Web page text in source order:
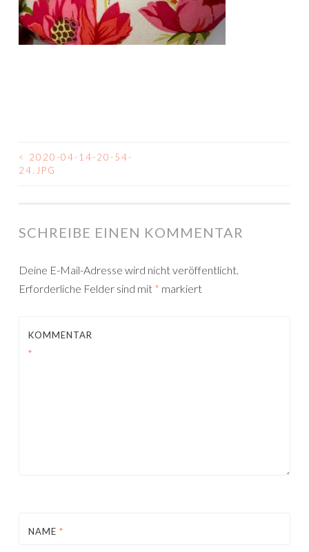
BEITRAGSNAVIGATION
<
2020-04-14-20-54-
24.JPG
SCHREIBE EINEN KOMMENTAR
Deine E-Mail-Adresse wird nicht veröffentlicht.
Erforderliche Felder sind mit * markiert
KOMMENTAR
*
NAME *